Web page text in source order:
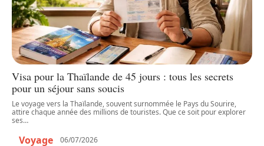
Visa pour la Thaïlande de 45 jours : tous les secrets
pour un séjour sans soucis
Le voyage vers la Thaïlande, souvent surnommée le Pays du Sourire,
attire chaque année des millions de touristes. Que ce soit pour explorer
ses…
Voyage 06/07/2026